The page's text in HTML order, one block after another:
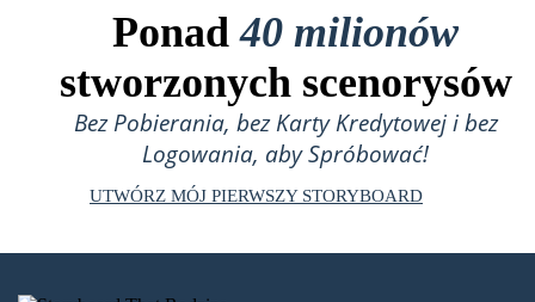
Ponad40 milionów
stworzonych scenorysów
Bez Pobierania, bez Karty Kredytowej i bez
Logowania, aby Spróbować!
UTWÓRZ MÓJ PIERWSZY STORYBOARD